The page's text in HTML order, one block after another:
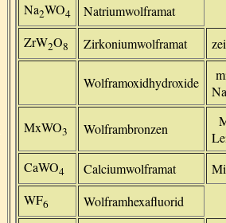
Na2WO4
Natriumwolframat
ZrW2O8 Zirkoniumwolframat
Wolframoxidhydroxide
MxWO3 Wolframbronzen
CaWO4 Calciumwolframat
WF6
Wolframhexafluorid